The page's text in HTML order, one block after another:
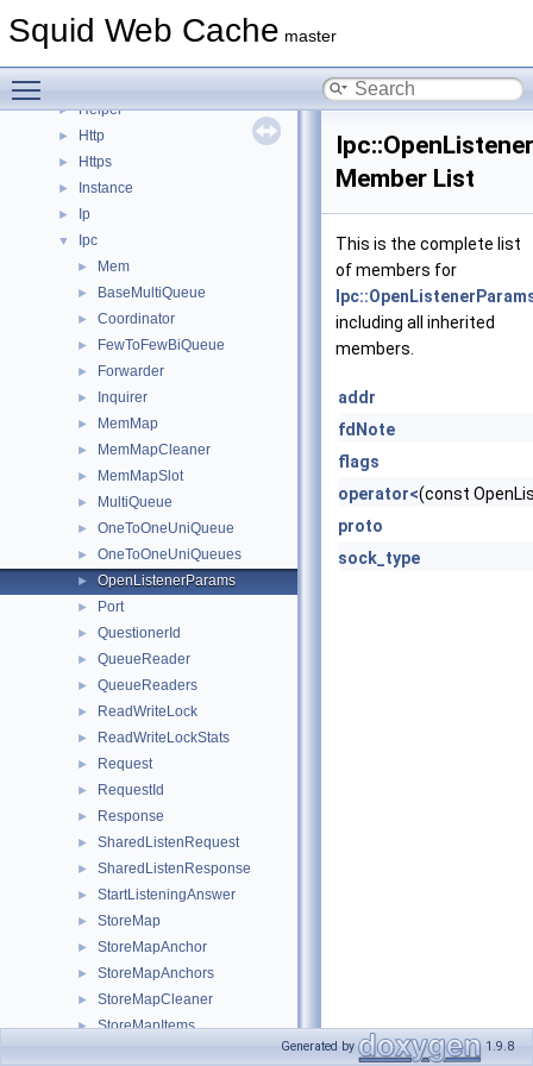
Squid Web Cache master
Format
► Helper
► Http
► Https
► Instance
► Ip
▼ Ipc
► Mem
► BaseMultiQueue
► Coordinator
► FewToFewBiQueue
► Forwarder
► Inquirer
► MemMap
► MemMapCleaner
► MemMapSlot
► MultiQueue
► OneToOneUniQueue
► OneToOneUniQueues
► OpenListenerParams
► Port
► QuestionerId
► QueueReader
► QueueReaders
► ReadWriteLock
► ReadWriteLockStats
► Request
► RequestId
► Response
► SharedListenRequest
► SharedListenResponse
► StartListeningAnswer
► StoreMap
► StoreMapAnchor
► StoreMapAnchors
► StoreMapCleaner
► StoreMapItems
Member List
This is the complete list
of members for
including all inherited
members.
addr
fdNote
flags
operator<(const
proto
sock_type
Generated by 1.9.8